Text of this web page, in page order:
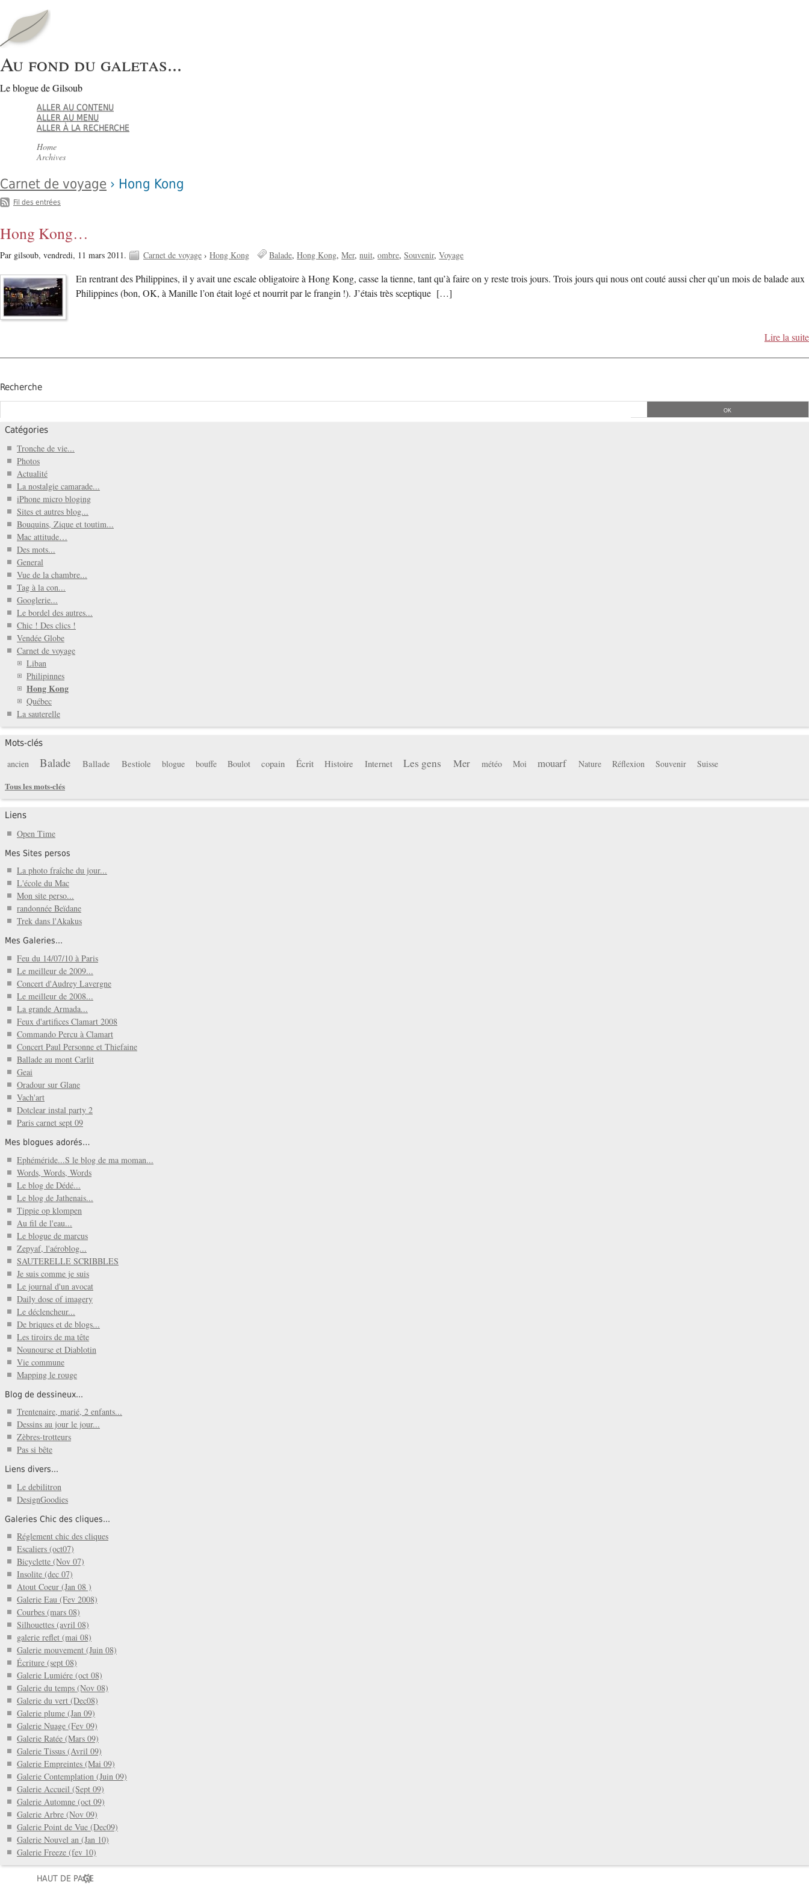
Au fond du galetas...
Le blogue de Gilsoub
ALLER AU CONTENU
ALLER AU MENU
ALLER À LA RECHERCHE
Home
Archives
Carnet de voyage › Hong Kong
Fil des entrées
Hong Kong…
Par gilsoub, vendredi, 11 mars 2011. Carnet de voyage › Hong Kong Balade Hong Kong Mer nuit ombre Souvenir Voyage
En rentrant des Philippines, il y avait une escale obligatoire à Hong Kong, casse la tienne, tant qu’à faire on y reste trois jours. Trois jours qui nous ont couté aussi cher qu’un mois de balade aux
Philippines (bon, OK, à Manille l’on était logé et nourrit par le frangin !). J’étais très sceptique […]
Lire la suite
Recherche
Catégories
Tronche de vie...
Photos
Actualité
La nostalgie camarade...
iPhone micro bloging
Sites et autres blog...
Bouquins, Zique et toutim...
Mac attitude…
Des mots...
General
Vue de la chambre...
Tag à la con...
Googlerie...
Le bordel des autres...
Chic ! Des clics !
Vendée Globe
Carnet de voyage
Liban
Philipinnes
Hong Kong
Québec
La sauterelle
Mots-clés
ancien Balade Ballade Bestiole blogue bouffe Boulot copain Écrit Histoire Internet Les gens Mer météo Moi mouarf Nature Réflexion Souvenir
Suisse
Tous les mots-clés
Liens
Open Time
Mes Sites persos
La photo fraîche du jour...
L'école du Mac
Mon site perso...
randonnée Beïdane
Trek dans l'Akakus
Mes Galeries...
Feu du 14/07/10 à Paris
Le meilleur de 2009...
Concert d'Audrey Lavergne
Le meilleur de 2008...
La grande Armada...
Feux d'artifices Clamart 2008
Commando Percu à Clamart
Concert Paul Personne et Thiefaine
Ballade au mont Carlit
Geai
Oradour sur Glane
Vach'art
Dotclear instal party 2
Paris carnet sept 09
Mes blogues adorés…
Ephéméride...S le blog de ma moman...
Words, Words, Words
Le blog de Dédé...
Le blog de Jathenais...
Tippie op klompen
Au fil de l'eau...
Le blogue de marcus
Zepyaf, l'aéroblog...
SAUTERELLE SCRIBBLES
Je suis comme je suis
Le journal d'un avocat
Daily dose of imagery
Le déclencheur...
De briques et de blogs...
Les tiroirs de ma tête
Nounourse et Diablotin
Vie commune
Mapping le rouge
Blog de dessineux...
Trentenaire, marié, 2 enfants...
Dessins au jour le jour...
Zèbres-trotteurs
Pas si bête
Liens divers...
Le debilitron
DesignGoodies
Galeries Chic des cliques...
Réglement chic des cliques
Escaliers (oct07)
Bicyclette (Nov 07)
Insolite (dec 07)
Atout Coeur (Jan 08 )
Galerie Eau (Fev 2008)
Courbes (mars 08)
Silhouettes (avril 08)
galerie reflet (mai 08)
Galerie mouvement (Juin 08)
Écriture (sept 08)
Galerie Lumiére (oct 08)
Galerie du temps (Nov 08)
Galerie du vert (Dec08)
Galerie plume (Jan 09)
Galerie Nuage (Fev 09)
Galerie Ratée (Mars 09)
Galerie Tissus (Avril 09)
Galerie Empreintes (Mai 09)
Galerie Contemplation (Juin 09)
Galerie Accueil (Sept 09)
Galerie Automne (oct 09)
Galerie Arbre (Nov 09)
Galerie Point de Vue (Dec09)
Galerie Nouvel an (Jan 10)
Galerie Freeze (fev 10)
HAUT DE PAGE